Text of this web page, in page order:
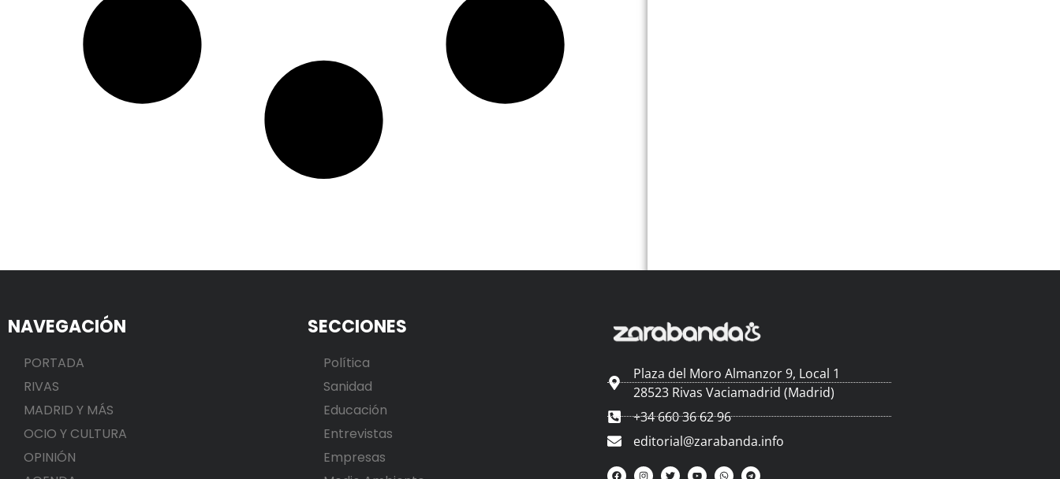
NAVEGACIÓN
PORTADA
RIVAS
MADRID Y MÁS
OCIO Y CULTURA
OPINIÓN
SECCIONES
Política
Sanidad
Educación
Entrevistas
Empresas
Plaza del Moro Almanzor 9, Local 1
28523 Rivas Vaciamadrid (Madrid)
+34 660 36 62 96
editorial@zarabanda.info